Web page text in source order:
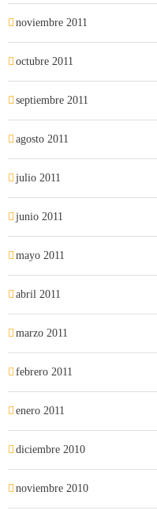
noviembre 2011
octubre 2011
septiembre 2011
agosto 2011
julio 2011
junio 2011
mayo 2011
abril 2011
marzo 2011
febrero 2011
enero 2011
diciembre 2010
noviembre 2010